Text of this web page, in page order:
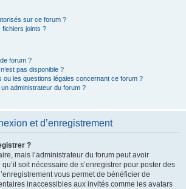
sur ce forum ?
fichiers joints ?
forum ?
pas disponible ?
ou les questions légales concernant ce forum ?
administrateur du forum ?
et d’enregistrement
?
mais l’administrateur du forum peut avoir
soit nécessaire de s’enregistrer pour poster des
vous permet de bénéficier de
inaccessibles aux invités comme les avatars